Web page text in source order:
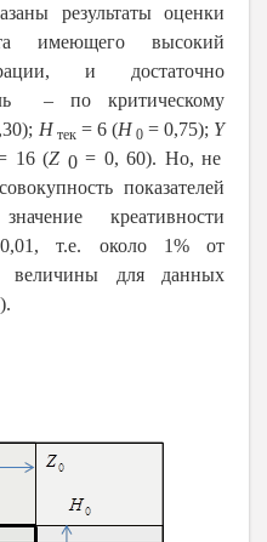
результаты оценки
имеющего высокий
и достаточно
– по критическому
Н тек= 6 (Н 0= 0,75); Y
16 (Z 0= 0, 60). Но, не
показателей
креативности
т.е. около 1% от
величины для данных